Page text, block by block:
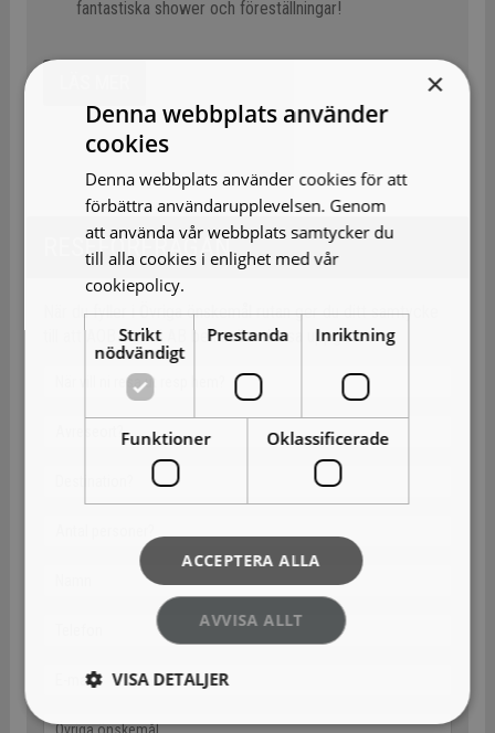
fantastiska shower och föreställningar!
RESEFÖRFRÅGAN
När du fyller i Övriga önskemål rutan ger du ditt samtycke
till att AOB Travel AB behandlar dessa uppgifter.
×
Denna webbplats använder
cookies
Denna webbplats använder cookies för att
förbättra användarupplevelsen. Genom
att använda vår webbplats samtycker du
till alla cookies i enlighet med vår
cookiepolicy.
Strikt
nödvändigt
Prestanda Inriktning
Funktioner Oklassificerade
ACCEPTERA ALLA
AVVISA ALLT
VISA DETALJER